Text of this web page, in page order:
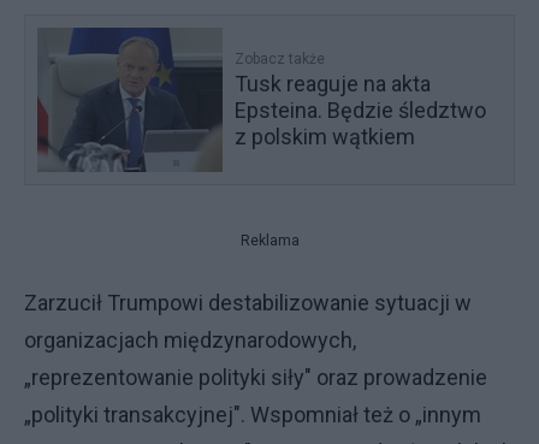
Zobacz także
Tusk reaguje na akta
Epsteina. Będzie śledztwo
z polskim wątkiem
Reklama
Zarzucił Trumpowi destabilizowanie sytuacji w
organizacjach międzynarodowych,
„reprezentowanie polityki siły" oraz prowadzenie
„polityki transakcyjnej". Wspomniał też o „innym